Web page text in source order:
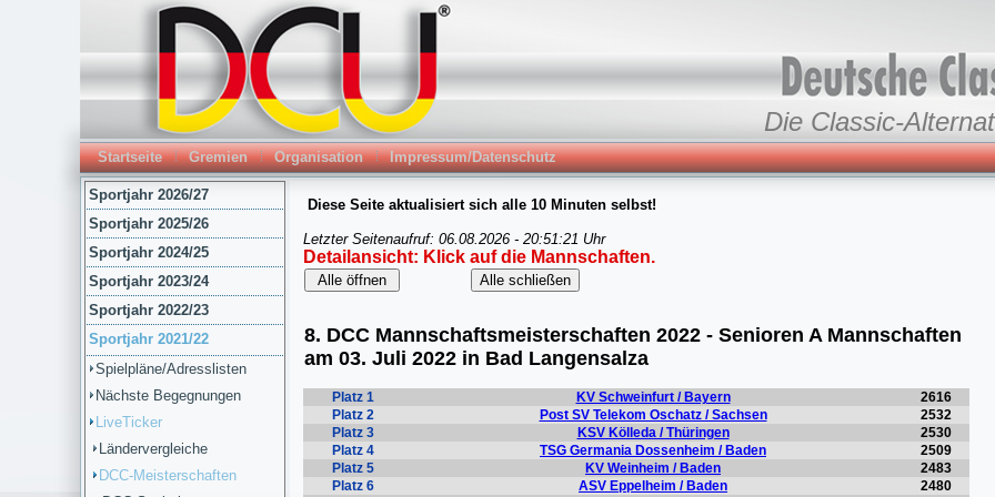
Die Classic-
Startseite Gremien Organisation Impressum/Datenschutz
Sportjahr 2026/27
Sportjahr 2025/26
Sportjahr 2024/25
Sportjahr 2023/24
Sportjahr 2022/23
Sportjahr 2021/22
Spielpläne/Adresslisten
Nächste Begegnungen
LiveTicker
Ländervergleiche
DCC-Meisterschaften